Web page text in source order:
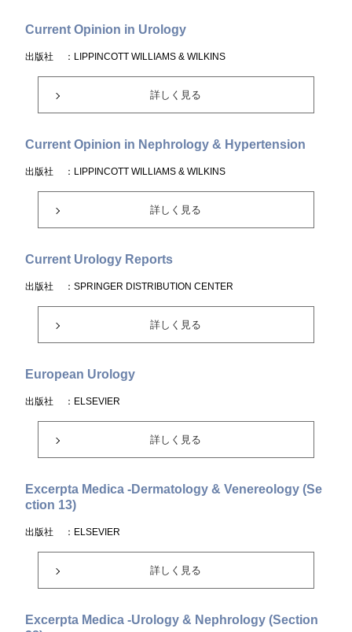
Current Opinion in Urology
出版社 ：LIPPINCOTT WILLIAMS & WILKINS
詳しく見る
Current Opinion in Nephrology & Hypertension
出版社 ：LIPPINCOTT WILLIAMS & WILKINS
詳しく見る
Current Urology Reports
出版社 ：SPRINGER DISTRIBUTION CENTER
詳しく見る
European Urology
出版社 ：ELSEVIER
詳しく見る
Excerpta Medica -Dermatology & Venereology (Se
ction 13)
出版社 ：ELSEVIER
詳しく見る
Excerpta Medica -Urology & Nephrology (Section